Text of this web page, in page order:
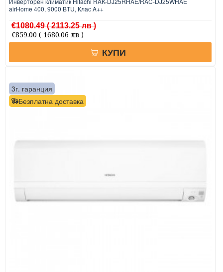
airHome 400, 9000 BTU, Клас A++
€1080.49( 2113.25 лв )
€859.00 ( 1680.06 лв )
КУПИ
Безплатна доставка
3г. гаранция